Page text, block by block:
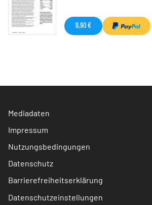
9,90 €
Mediadaten
Impressum
Nutzungsbedingungen
Datenschutz
Barrierefreiheitserklärung
Datenschutzeinstellungen